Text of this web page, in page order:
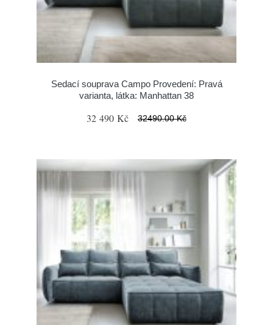
Sedací souprava Campo Provedení: Pravá
varianta, látka: Manhattan 38
32 490 Kč 32490.00 Kč